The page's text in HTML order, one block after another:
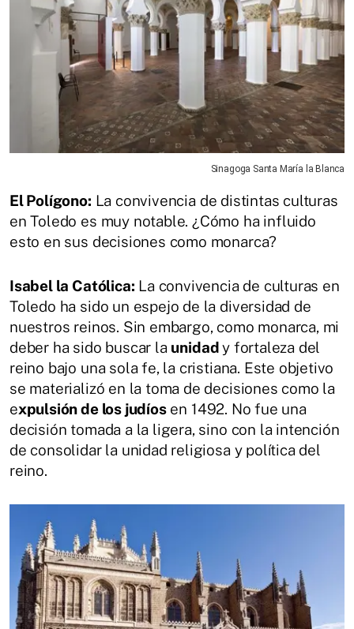
Sinagoga Santa María la Blanca
El Polígono: La convivencia de distintas culturas
en Toledo es muy notable. ¿Cómo ha influido
esto en sus decisiones como monarca?
Isabel la Católica: La convivencia de culturas en
Toledo ha sido un espejo de la diversidad de
nuestros reinos. Sin embargo, como monarca, mi
deber ha sido buscar la unidady fortaleza del
reino bajo una sola fe, la cristiana. Este objetivo
se materializó en la toma de decisiones como la
expulsión de los judíosen 1492. No fue una
decisión tomada a la ligera, sino con la intención
de consolidar la unidad religiosa y política del
reino.